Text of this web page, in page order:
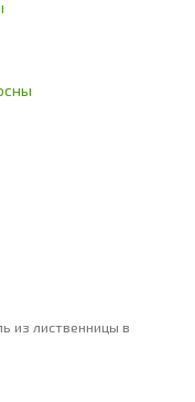
из лиственницы в